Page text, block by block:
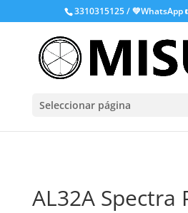
3310315125 / 💚WhatsApp
Seleccionar página
AL32A Spectra